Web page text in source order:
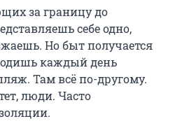
за границу до
себе одно,
Но быт получается
каждый день
Там всё по-другому.
люди. Часто